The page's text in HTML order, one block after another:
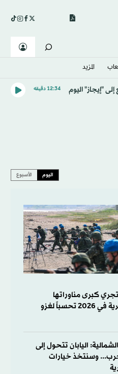
المزيد
"إيجاز" اليوم 12:34 دقيقه
اليوم الأسبوع
كبرى مناوراتها
العسكرية في 2026 تحسباً لغزو
اليابان تتحول إلى
وسنتخذ خيارات